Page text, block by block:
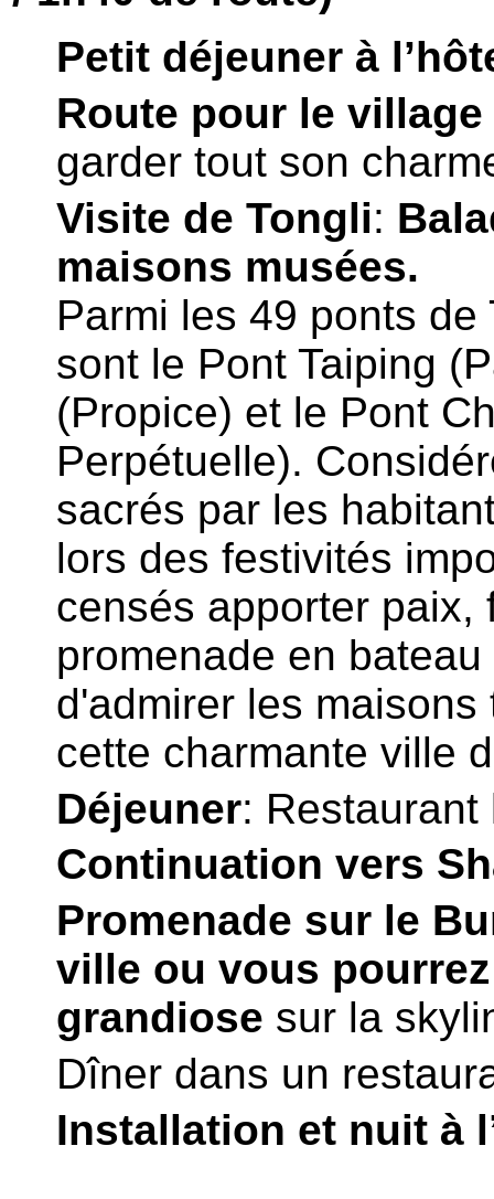
Petit déjeuner à
Route pour le
garder tout son
Visite de Tongli:
maisons musées.
Parmi les 49 ponts
sont le Pont Taiping
(Propice) et le Pont
Perpétuelle).
sacrés par les
lors des festivités
censés apporter paix,
promenade en
d'admirer les
cette charmante ville
Déjeuner: Restaurant
Continuation vers
Promenade sur le
ville ou vous
grandiose sur la
Dîner dans un
Installation et nuit à